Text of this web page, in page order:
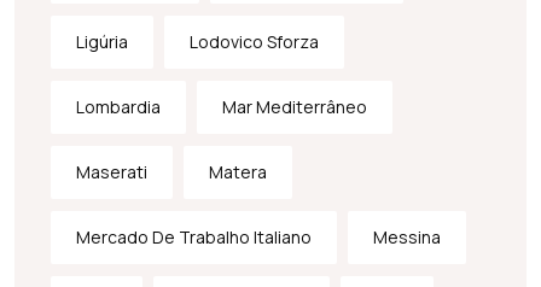
Ligúria Lodovico Sforza
Lombardia Mar Mediterrâneo
Maserati Matera
Mercado De Trabalho Italiano Messina